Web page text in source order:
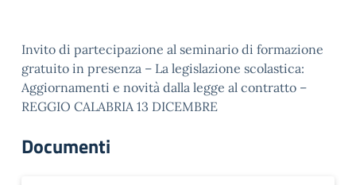
Invito di partecipazione al seminario di formazione
gratuito in presenza – La legislazione scolastica:
Aggiornamenti e novità dalla legge al contratto –
REGGIO CALABRIA 13 DICEMBRE
Documenti